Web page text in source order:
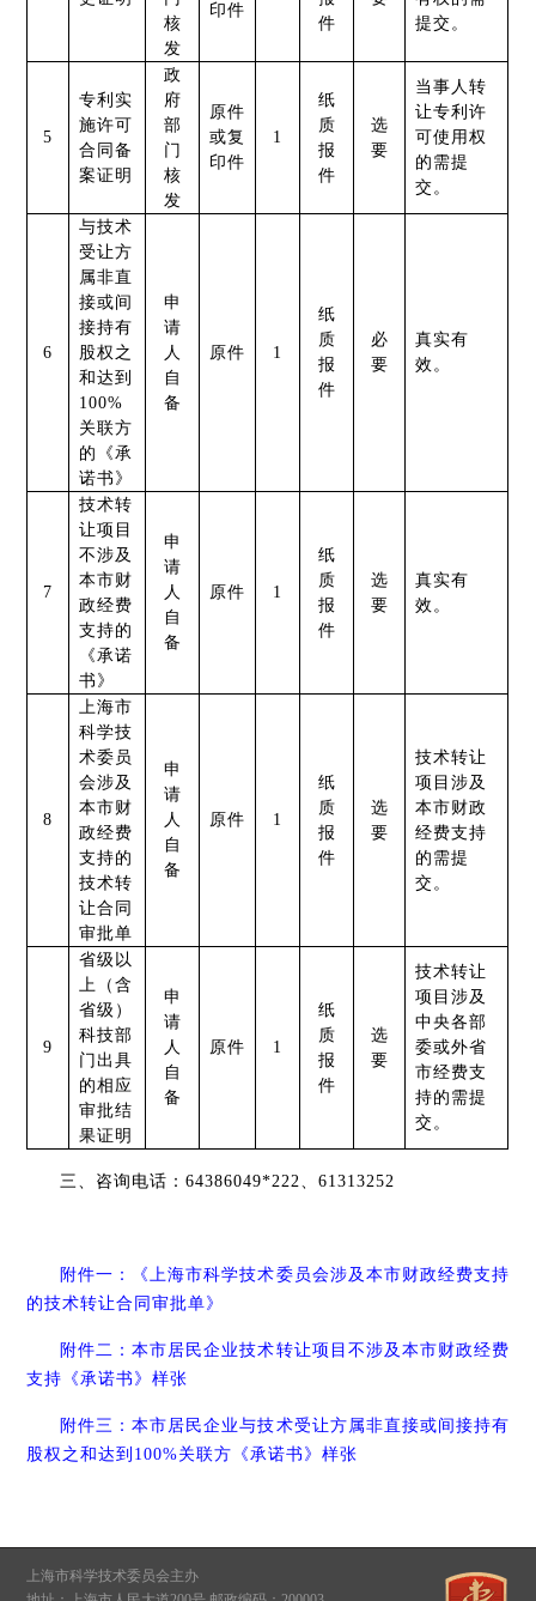
核
发
印件
件
提交。
5
专利实
施许可
合同备
案证明
政
府
部
门
核
发
原件
或复
印件
1
纸
质
报
件
选
要
当事人转
让专利许
可使用权
的需提
交。
6
与技术
受让方
属非直
接或间
接持有
股权之
和达到
100%
关联方
的《承
诺书》
申
请
人
自
备
原件 1
纸
质
报
件
必
要
真实有
效。
7
技术转
让项目
不涉及
本市财
政经费
支持的
《承诺
书》
申
请
人
自
备
原件 1
纸
质
报
件
选
要
真实有
效。
8
上海市
科学技
术委员
会涉及
本市财
政经费
支持的
技术转
让合同
审批单
申
请
人
自
备
原件 1
纸
质
报
件
选
要
技术转让
项目涉及
本市财政
经费支持
的需提
交。
9
省级以
上（含
省级）
科技部
门出具
的相应
审批结
果证明
申
请
人
自
备
原件 1
纸
质
报
件
选
要
技术转让
项目涉及
中央各部
委或外省
市经费支
持的需提
交。
三、咨询电话：64386049*222、61313252
附件一：《上海市科学技术委员会涉及本市财政经费支持
的技术转让合同审批单》
附件二：本市居民企业技术转让项目不涉及本市财政经费
支持《承诺书》样张
附件三：本市居民企业与技术受让方属非直接或间接持有
股权之和达到100%关联方《承诺书》样张
上海市科学技术委员会主办